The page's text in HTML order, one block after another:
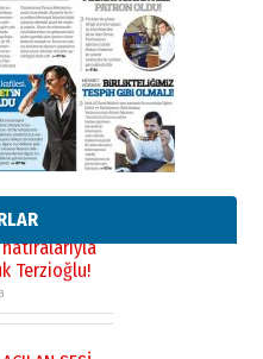
Terzioğlu!
SESİ
taşları